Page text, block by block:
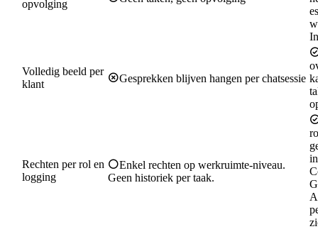
opvolging
Volledig beeld per
klant
Gesprekken blijven hangen per chatsessie
Rechten per rol en
logging
Enkel rechten op werkruimte-niveau.
Geen historiek per taak.